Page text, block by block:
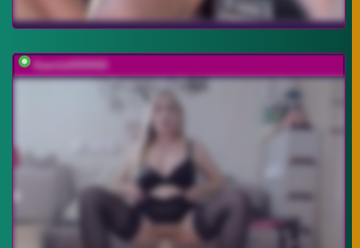
Kamila5555555